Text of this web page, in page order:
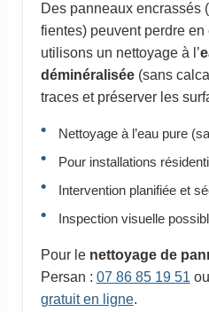
Des panneaux encrassés
fientes) peuvent perdre
utilisons un nettoyage à l’
déminéralisée(sans
traces et préserver les
Nettoyage à l’eau pure
Pour installations
Intervention planifiée et
Inspection visuelle
Pour le nettoyage de
Persan : 07 86 85 19 51 ou
gratuit en ligne.